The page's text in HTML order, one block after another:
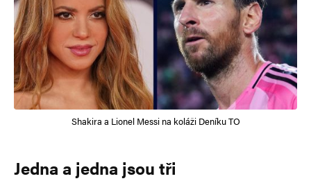
Shakira a Lionel Messi na koláži Deníku TO
Jedna a jedna jsou tři